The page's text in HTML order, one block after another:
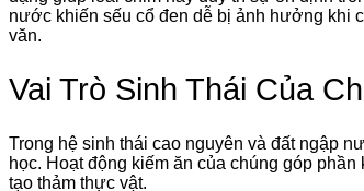
nước khiến sếu cổ đen dễ bị ảnh hưởng khi
văn.
Vai Trò Sinh Thái Của
Trong hệ sinh thái cao nguyên và đất ngập
học. Hoạt động kiếm ăn của chúng góp
tạo thảm thực vật.